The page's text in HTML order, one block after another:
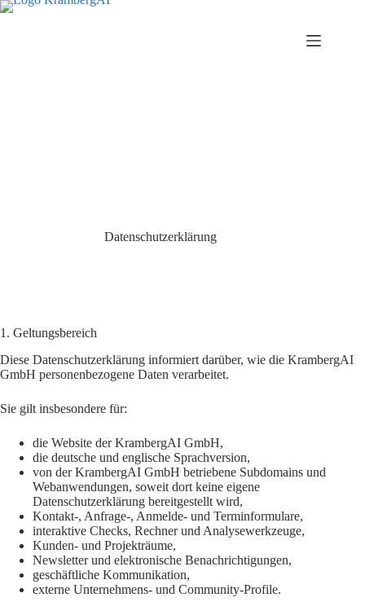
Zum
Datenschutzerklärung
1. Geltungsbereich
Diese Datenschutzerklärung informiert darüber, wie die KrambergAI
GmbH personenbezogene Daten verarbeitet.
Sie gilt insbesondere für:
die Website der KrambergAI GmbH,
die deutsche und englische Sprachversion,
von der KrambergAI GmbH betriebene Subdomains und
Webanwendungen, soweit dort keine eigene
Datenschutzerklärung bereitgestellt wird,
Kontakt-, Anfrage-, Anmelde- und Terminformulare,
interaktive Checks, Rechner und Analysewerkzeuge,
Kunden- und Projekträume,
Newsletter und elektronische Benachrichtigungen,
geschäftliche Kommunikation,
externe Unternehmens- und Community-Profile.